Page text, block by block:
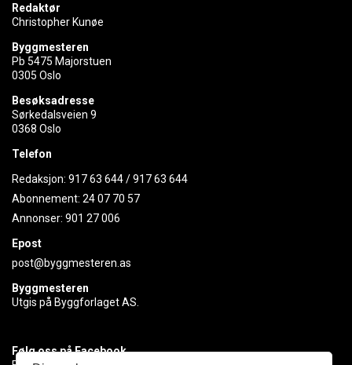
Redaktør
Christopher Kunøe
Byggmesteren
Pb 5475 Majorstuen
0305 Oslo
Besøksadresse
Sørkedalsveien 9
0368 Oslo
Telefon
Redaksjon: 917 63 644/917 63 644
Abonnement: 24 07 70 57
Annonser: 901 27 006
Epost
post@byggmesteren.as
Byggmesteren
Utgis på Byggforlaget AS.
Følg oss på Facebook